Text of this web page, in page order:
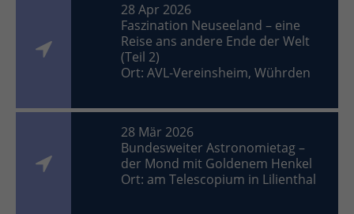
28 Apr 2026
Faszination Neuseeland – eine
Reise ans andere Ende der Welt
(Teil 2)
Ort: AVL-Vereinsheim, Wührden
28 Mär 2026
Bundesweiter Astronomietag –
der Mond mit Goldenem Henkel
Ort: am Telescopium in Lilienthal